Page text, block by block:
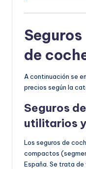
de
A continuación se
precios según la
Seguros
utilitarios
Los seguros de
compactos
España. Se trata de